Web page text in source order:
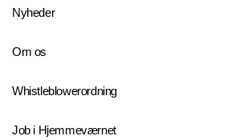
Nyheder
Om os
Whistleblowerordning
Job i Hjemmeværnet